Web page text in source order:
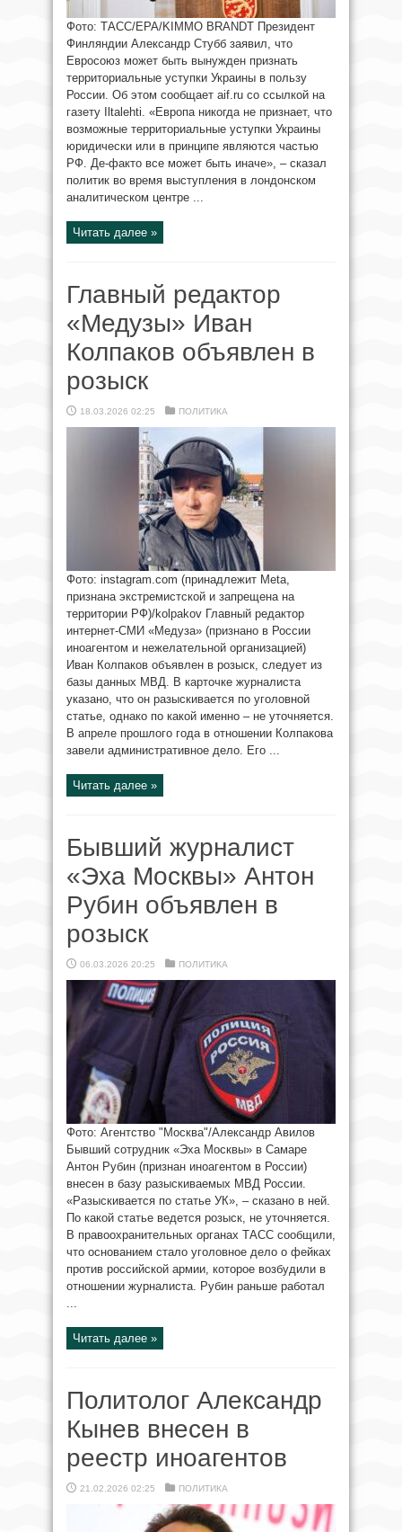
Фото: ТАСС/EPA/KIMMO BRANDT Президент
Финляндии Александр Стубб заявил, что
Евросоюз может быть вынужден признать
территориальные уступки Украины в пользу
России. Об этом сообщает aif.ru со ссылкой на
газету Iltalehti. «Европа никогда не признает, что
возможные территориальные уступки Украины
юридически или в принципе являются частью
РФ. Де-факто все может быть иначе», – сказал
политик во время выступления в лондонском
аналитическом центре ...
Читать далее »
Главный редактор
«Медузы» Иван
Колпаков объявлен в
розыск
18.03.2026 02:25 ПОЛИТИКА
Фото: instagram.com (принадлежит Meta,
признана экстремистской и запрещена на
территории РФ)/kolpakov Главный редактор
интернет-СМИ «Медуза» (признано в России
иноагентом и нежелательной организацией)
Иван Колпаков объявлен в розыск, следует из
базы данных МВД. В карточке журналиста
указано, что он разыскивается по уголовной
статье, однако по какой именно – не уточняется.
В апреле прошлого года в отношении Колпакова
завели административное дело. Его ...
Читать далее »
Бывший журналист
«Эха Москвы» Антон
Рубин объявлен в
розыск
06.03.2026 20:25 ПОЛИТИКА
Фото: Агентство "Москва"/Александр Авилов
Бывший сотрудник «Эха Москвы» в Самаре
Антон Рубин (признан иноагентом в России)
внесен в базу разыскиваемых МВД России.
«Разыскивается по статье УК», – сказано в ней.
По какой статье ведется розыск, не уточняется.
В правоохранительных органах ТАСС сообщили,
что основанием стало уголовное дело о фейках
против российской армии, которое возбудили в
отношении журналиста. Рубин раньше работал
...
Читать далее »
Политолог Александр
Кынев внесен в
реестр иноагентов
21.02.2026 02:25 ПОЛИТИКА